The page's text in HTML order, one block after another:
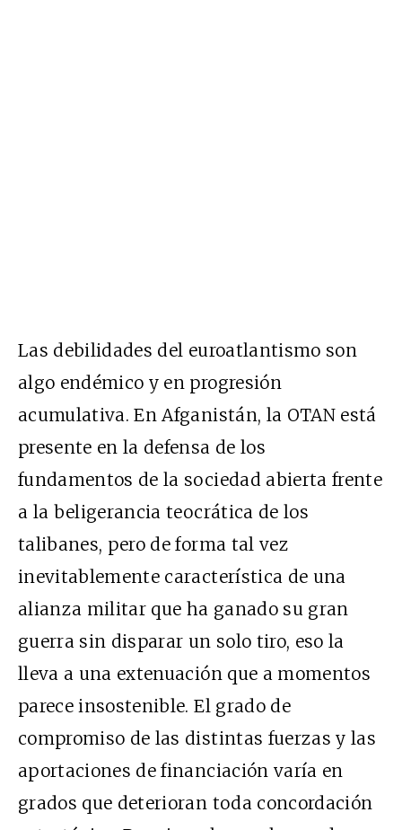
Las debilidades del euroatlantismo son
algo endémico y en progresión
acumulativa. En Afganistán, la OTAN está
presente en la defensa de los
fundamentos de la sociedad abierta frente
a la beligerancia teocrática de los
talibanes, pero de forma tal vez
inevitablemente característica de una
alianza militar que ha ganado su gran
guerra sin disparar un solo tiro, eso la
lleva a una extenuación que a momentos
parece insostenible. El grado de
compromiso de las distintas fuerzas y las
aportaciones de financiación varía en
grados que deterioran toda concordación